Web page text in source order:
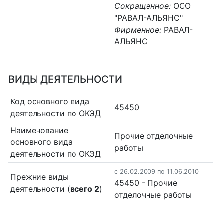
Сокращенное: ООО
"РАВАЛ-АЛЬЯНС"
Фирменное: РАВАЛ-
АЛЬЯНС
ВИДЫ ДЕЯТЕЛЬНОСТИ
Код основного вида
деятельности по ОКЭД
45450
Наименование
основного вида
деятельности по ОКЭД
Прочие отделочные
работы
Прежние виды
деятельности (всего 2)
c 26.02.2009 по 11.06.2010
45450 - Прочие
отделочные работы